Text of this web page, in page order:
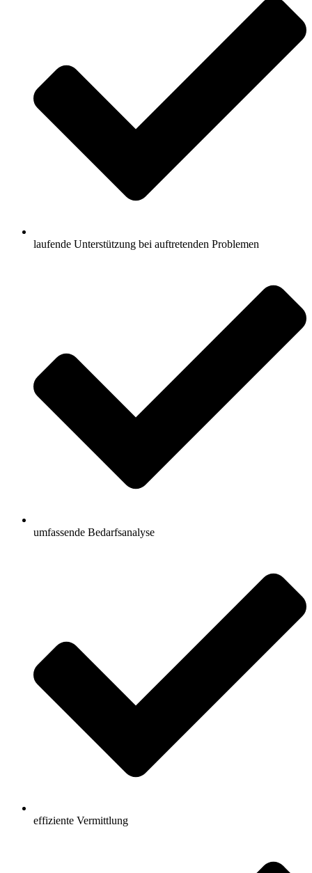
laufende Unterstützung bei auftretenden Problemen
umfassende Bedarfsanalyse
effiziente Vermittlung